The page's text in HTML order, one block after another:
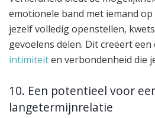
emotionele band met iemand
jezelf volledig openstellen,
gevoelens delen. Dit creëert
intimiteiten verbondenheid die
10. Een potentieel voor
langetermijnrelatie